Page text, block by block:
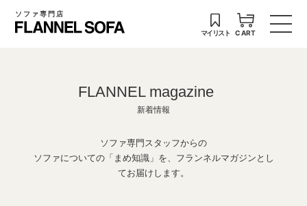
ソファ専門店
マイリスト CART
FLANNEL magazine
新着情報
ソファ専門スタッフからの
ソファについての「まめ知識」を、フランネルマガジンとし
てお届けします。